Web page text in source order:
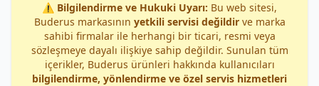
⚠️ Bilgilendirme ve Hukuki Uyarı: Bu web sitesi,
Buderus markasının yetkili servisi değildirve marka
sahibi firmalar ile herhangi bir ticari, resmi veya
sözleşmeye dayalı ilişkiye sahip değildir. Sunulan tüm
içerikler, Buderus ürünleri hakkında kullanıcıları
bilgilendirme, yönlendirme ve özel servis hizmetleri